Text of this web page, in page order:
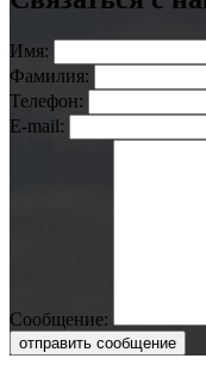
Имя:
Фамилия:
Телефон:
E-mail:
Сообщение:
отправить сообщение